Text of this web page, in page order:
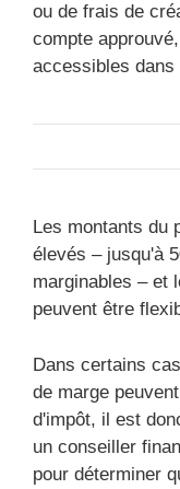
ou de frais de
compte
accessibles dans
Les montants du
élevés – jusqu'à
marginables – et
peuvent être
Dans certains
de marge
d'impôt, il est
un conseiller
pour déterminer